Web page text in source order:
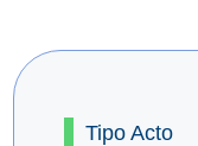
Tipo Acto